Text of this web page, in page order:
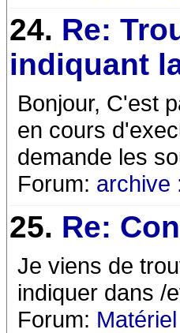
24. Re:
indiquant
Bonjour, C'est
en cours
demande les
Forum: archive
25. Re:
Je viens de
indiquer dans /
Forum: Matériel